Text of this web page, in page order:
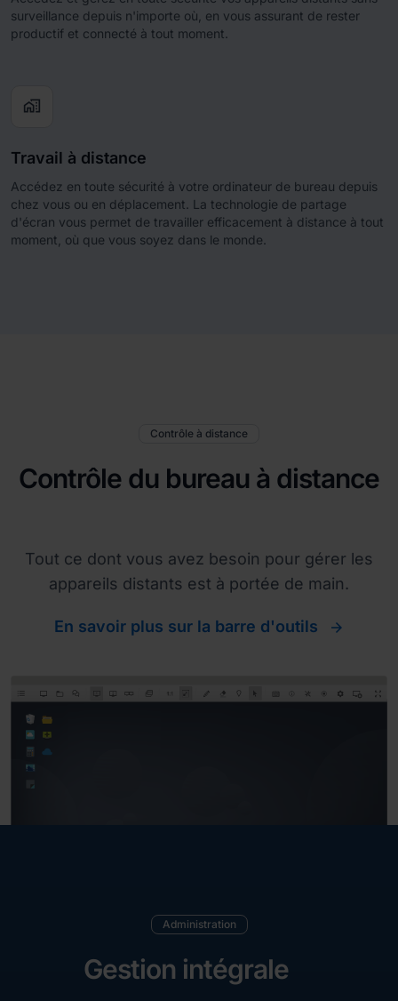
surveillance depuis n'importe où, en vous assurant de rester
productif et connecté à tout moment.
home_work
Travail à distance
Accédez en toute sécurité à votre ordinateur de bureau depuis
chez vous ou en déplacement. La technologie de partage
d'écran vous permet de travailler efficacement à distance à tout
moment, où que vous soyez dans le monde.
Contrôle à distance
Contrôle du bureau à distance
Tout ce dont vous avez besoin pour gérer les
appareils distants est à portée de main.
En savoir plus sur la barre d'outils
Administration
Gestion intégrale